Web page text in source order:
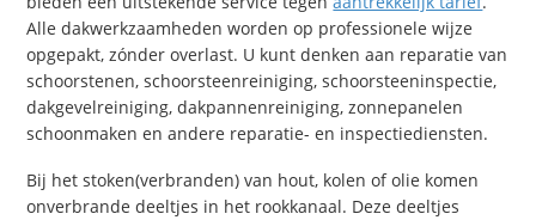
Alle dakwerkzaamheden worden op professionele wijze
opgepakt, zónder overlast. U kunt denken aan reparatie van
schoorstenen, schoorsteenreiniging, schoorsteeninspectie,
dakgevelreiniging, dakpannenreiniging, zonnepanelen
schoonmaken en andere reparatie- en inspectiediensten.
Bij het stoken(verbranden) van hout, kolen of olie komen
onverbrande deeltjes in het rookkanaal. Deze deeltjes